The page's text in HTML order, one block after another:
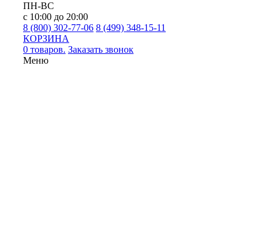
ПН-ВС
с 10:00 до 20:00
8 (800) 302-77-06 8 (499) 348-15-11
КОРЗИНА
0 товаров. Заказать звонок
Меню